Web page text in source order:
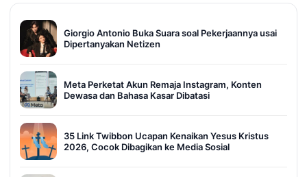
Giorgio Antonio Buka Suara soal Pekerjaannya usai
Dipertanyakan Netizen
Meta Perketat Akun Remaja Instagram, Konten
Dewasa dan Bahasa Kasar Dibatasi
35 Link Twibbon Ucapan Kenaikan Yesus Kristus
2026, Cocok Dibagikan ke Media Sosial